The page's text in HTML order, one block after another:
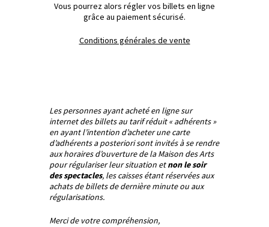
Vous pourrez alors régler vos billets en ligne
grâce au paiement sécurisé.
Conditions générales de vente
Les personnes ayant acheté en ligne sur
internet des billets au tarif réduit « adhérents »
en ayant l’intention d’acheter une carte
d’adhérents a posteriori sont invités à se rendre
aux horaires d’ouverture de la Maison des Arts
pour régulariser leur situation etnon le soir
des spectacles, les caisses étant réservées aux
achats de billets de dernière minute ou aux
régularisations.
Merci de votre compréhension,